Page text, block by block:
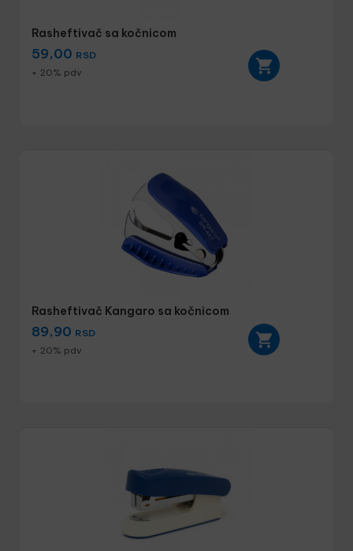
Rasheftivač sa kočnicom
59,00 RSD
+ 20% pdv
Rasheftivač Kangaro sa kočnicom
89,90 RSD
+ 20% pdv